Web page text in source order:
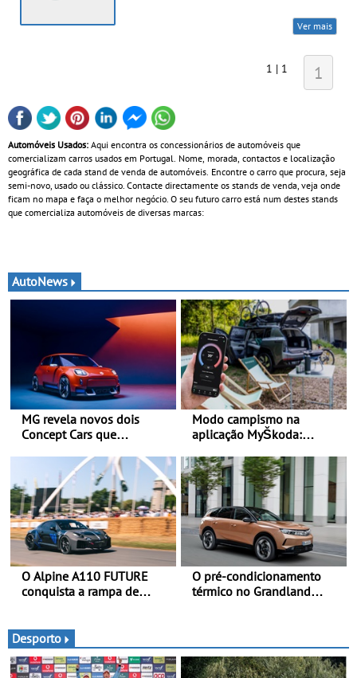
Ver mais
1 | 1 1
Automóveis Usados: Aqui encontra os concessionários de automóveis que
comercializam carros usados em Portugal. Nome, morada, contactos e localização
geográfica de cada stand de venda de automóveis. Encontre o carro que procura, seja
semi-novo, usado ou clássico. Contacte directamente os stands de venda, veja onde
ficam no mapa e faça o melhor negócio. O seu futuro carro está num destes stands
que comercializa automóveis de diversas marcas:
AutoNews
MG revela novos dois
Concept Cars que
desportiva com tecnologia
avançada - No Goodwood
Festival of Speed 2026
Modo campismo na
aplicação MyŠkoda:
veículos elétricos
O Alpine A110 FUTURE
conquista a rampa de
O protótipo de
desenvolvimento do Alpine
A110 FUTURE fez a sua
O pré-condicionamento
térmico no Grandland
Desporto